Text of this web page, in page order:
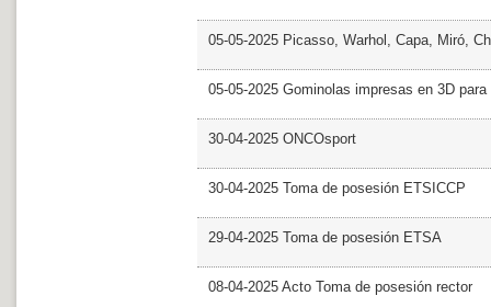
05-05-2025 Picasso, Warhol, Capa, Miró,
05-05-2025 Gominolas impresas en 3D
30-04-2025 ONCOsport
30-04-2025 Toma de posesión ETSICCP
29-04-2025 Toma de posesión ETSA
08-04-2025 Acto Toma de posesión rector